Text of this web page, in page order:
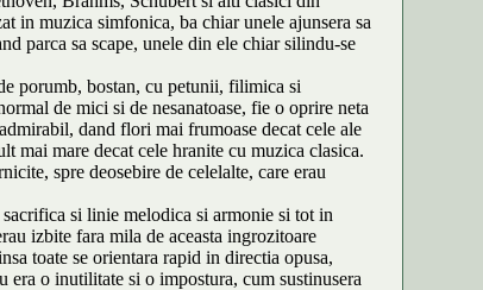
in muzica simfonica, ba chiar unele ajunsera sa
parca sa scape, unele din ele chiar silindu-se
porumb, bostan, cu petunii, filimica si
de mici si de nesanatoase, fie o oprire neta
dand flori mai frumoase decat cele ale
mai mare decat cele hranite cu muzica clasica.
spre deosebire de celelalte, care erau
si linie melodica si armonie si tot in
izbite fara mila de aceasta ingrozitoare
toate se orientara rapid in directia opusa,
era o inutilitate si o impostura, cum sustinusera